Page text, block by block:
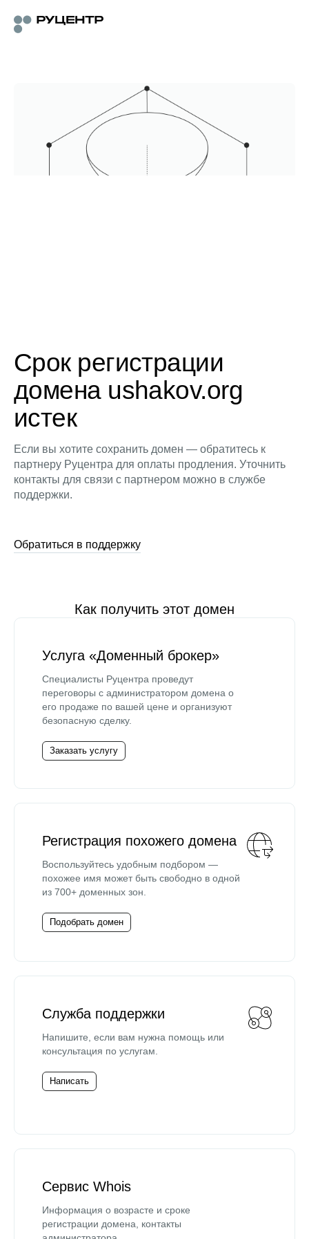
Срок регистрации
домена ushakov.org
истек
Если вы хотите сохранить домен — обратитесь к
партнеру Руцентра для оплаты продления. Уточнить
контакты для связи с партнером можно в службе
поддержки.
Обратиться в поддержку
Как получить этот домен
Услуга «Доменный брокер»
Специалисты Руцентра проведут
переговоры с администратором домена о
его продаже по вашей цене и организуют
безопасную сделку.
Заказать услугу
Регистрация похожего домена
Воспользуйтесь удобным подбором —
похожее имя может быть свободно в одной
из 700+ доменных зон.
Подобрать домен
Служба поддержки
Напишите, если вам нужна помощь или
консультация по услугам.
Написать
Сервис Whois
Информация о возрасте и сроке
регистрации домена, контакты